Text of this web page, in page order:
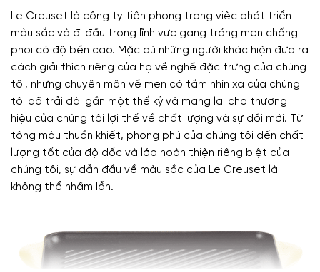
Le Creuset là công ty tiên phong trong việc phát triển
màu sắc và đi đầu trong lĩnh vực gang tráng men chống
phoi có độ bền cao. Mặc dù những người khác hiện đưa ra
cách giải thích riêng của họ về nghề đặc trưng của chúng
tôi, nhưng chuyên môn về men có tầm nhìn xa của chúng
tôi đã trải dài gần một thế kỷ và mang lại cho thương
hiệu của chúng tôi lợi thế về chất lượng và sự đổi mới. Từ
tông màu thuần khiết, phong phú của chúng tôi đến chất
lượng tốt của độ dốc và lớp hoàn thiện riêng biệt của
chúng tôi, sự dẫn đầu về màu sắc của Le Creuset là
không thể nhầm lẫn.